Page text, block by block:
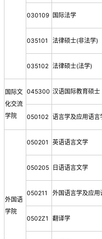
030109 国际法学
035101 法律硕士(非法学)
035102 法律硕士(法学)
国际文
化交流
学院
045300 汉语国际教育硕士
050102 语言学及应用语言
外国语
学院
050201 英语语言文学
050205 日语语言文学
050211 外国语言学及应用
0502Z1 翻译学